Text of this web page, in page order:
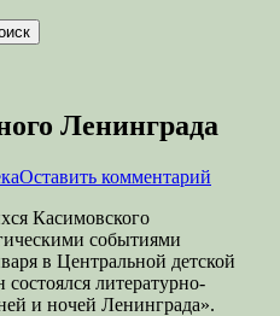
Ленинграда
Оставить комментарий
Касимовского
событиями
в Центральной детской
литературно-
и ночей Ленинграда».